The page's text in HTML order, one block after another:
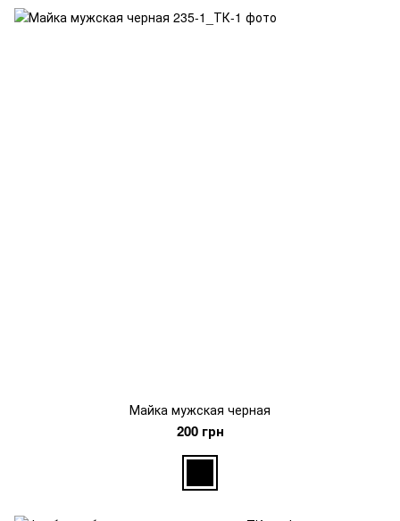
Майка мужская черная
200 грн